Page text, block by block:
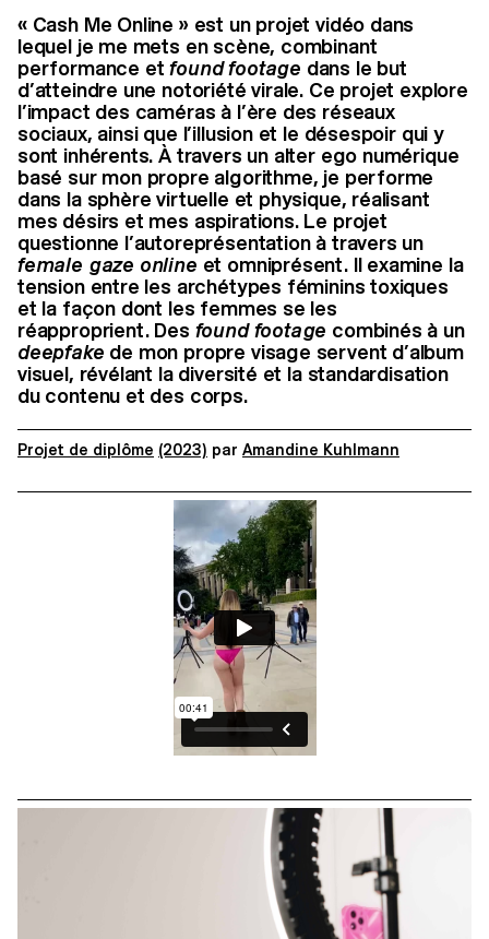
« Cash Me Online » est un projet vidéo dans
lequel je me mets en scène, combinant
performance etfound footage dans le but
d’atteindre une notoriété virale. Ce projet explore
l’impact des caméras à l’ère des réseaux
sociaux, ainsi que l’illusion et le désespoir qui y
sont inhérents. À travers un alter ego numérique
basé sur mon propre algorithme, je performe
dans la sphère virtuelle et physique, réalisant
mes désirs et mes aspirations. Le projet
questionne l’autoreprésentation à travers un
female gaze online et omniprésent. Il examine la
tension entre les archétypes féminins toxiques
et la façon dont les femmes se les
réapproprient. Des found footage combinés à un
deepfake de mon propre visage servent d’album
visuel, révélant la diversité et la standardisation
du contenu et des corps.
Projet de diplôme (2023) par Amandine Kuhlmann